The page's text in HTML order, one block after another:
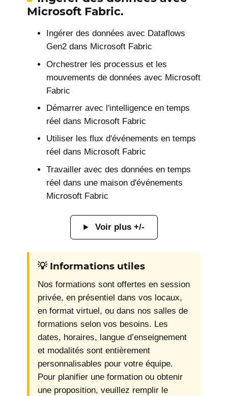
Microsoft Fabric.
Ingérer des données avec Dataflows
Gen2 dans Microsoft Fabric
Orchestrer les processus et les
mouvements de données avec Microsoft
Fabric
Démarrer avec l'intelligence en temps
réel dans Microsoft Fabric
Utiliser les flux d'événements en temps
réel dans Microsoft Fabric
Travailler avec des données en temps
réel dans une maison d'événements
Microsoft Fabric
Voir plus +/-
💡 Informations utiles
Nos formations sont offertes en session
privée, en présentiel dans vos locaux,
en format virtuel, ou dans nos salles de
formations selon vos besoins. Les
dates, horaires, langue d’enseignement
et modalités sont entièrement
personnalisables pour votre équipe.
Pour planifier une formation ou obtenir
une proposition, veuillez remplir le